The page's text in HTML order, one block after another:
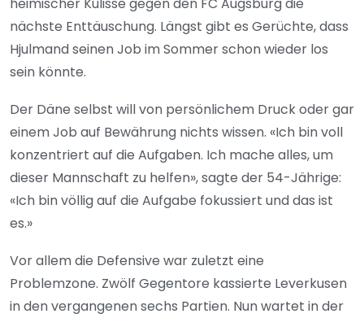
nächste Enttäuschung. Längst gibt es Gerüchte, dass
Hjulmand seinen Job im Sommer schon wieder los
sein könnte.
Der Däne selbst will von persönlichem Druck oder gar
einem Job auf Bewährung nichts wissen. «Ich bin voll
konzentriert auf die Aufgaben. Ich mache alles, um
dieser Mannschaft zu helfen», sagte der 54-Jährige:
«Ich bin völlig auf die Aufgabe fokussiert und das ist
es.»
Vor allem die Defensive war zuletzt eine
Problemzone. Zwölf Gegentore kassierte Leverkusen
in den vergangenen sechs Partien. Nun wartet in der